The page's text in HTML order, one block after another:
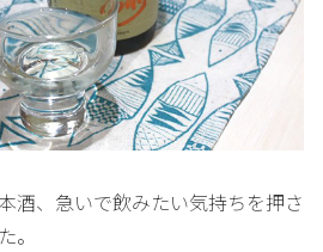
酒、急いで飲みたい気持ちを押さ
。